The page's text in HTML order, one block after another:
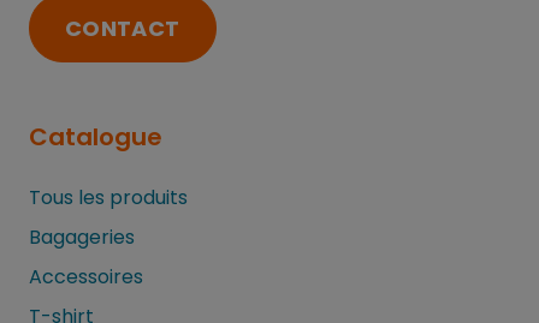
CONTACT
Catalogue
Tous les produits
Bagageries
Accessoires
T-shirt